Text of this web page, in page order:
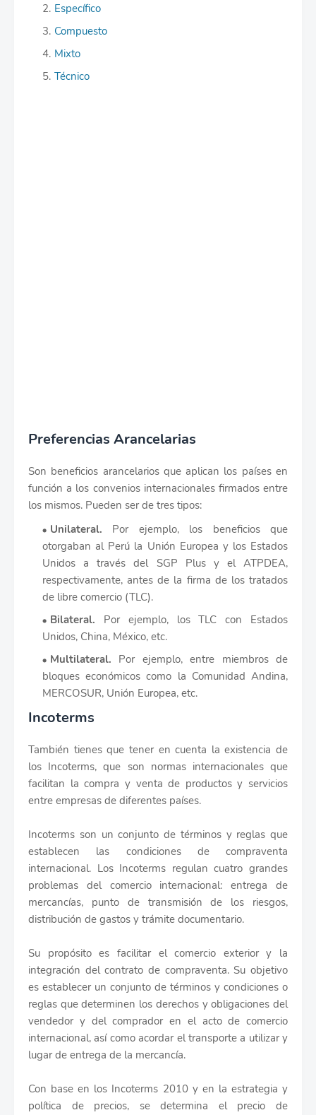
Específico
Compuesto
Mixto
Técnico
Preferencias Arancelarias
Son beneficios arancelarios que aplican los países en
función a los convenios internacionales firmados entre
los mismos. Pueden ser de tres tipos:
Unilateral. Por ejemplo, los beneficios que
otorgaban al Perú la Unión Europea y los Estados
Unidos a través del SGP Plus y el ATPDEA,
respectivamente, antes de la firma de los tratados
de libre comercio (TLC).
Bilateral. Por ejemplo, los TLC con Estados
Unidos, China, México, etc.
Multilateral. Por ejemplo, entre miembros de
bloques económicos como la Comunidad Andina,
MERCOSUR, Unión Europea, etc.
Incoterms
También tienes que tener en cuenta la existencia de
los Incoterms, que son normas internacionales que
facilitan la compra y venta de productos y servicios
entre empresas de diferentes países.
Incoterms son un conjunto de términos y reglas que
establecen las condiciones de compraventa
internacional. Los Incoterms regulan cuatro grandes
problemas del comercio internacional: entrega de
mercancías, punto de transmisión de los riesgos,
distribución de gastos y trámite documentario.
Su propósito es facilitar el comercio exterior y la
integración del contrato de compraventa. Su objetivo
es establecer un conjunto de términos y condiciones o
reglas que determinen los derechos y obligaciones del
vendedor y del comprador en el acto de comercio
internacional, así como acordar el transporte a utilizar y
lugar de entrega de la mercancía.
Con base en los Incoterms 2010 y en la estrategia y
política de precios, se determina el precio de